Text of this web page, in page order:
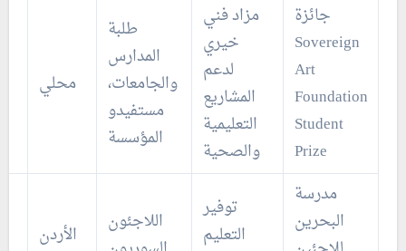
جائزة
Sovereign
Art
Foundation
Student
Prize
مزاد فني
خيري
لدعم
المشاريع
التعليمية
والصحية
طلبة
المدارس
والجامعات،
مستفيدو
المؤسسة
محلي
مدرسة
البحرين
توفير
التعليم
اللاجئون
الأردن